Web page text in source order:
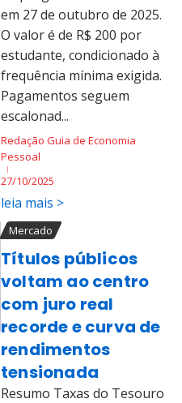
em 27 de outubro de 2025.
O valor é de R$ 200 por
estudante, condicionado à
frequência mínima exigida.
Pagamentos seguem
escalonad...
Redação Guia de Economia
Pessoal
27/10/2025
leia mais >
Mercado
Títulos públicos
voltam ao centro
com juro real
recorde e curva de
rendimentos
tensionada
Resumo Taxas do Tesouro